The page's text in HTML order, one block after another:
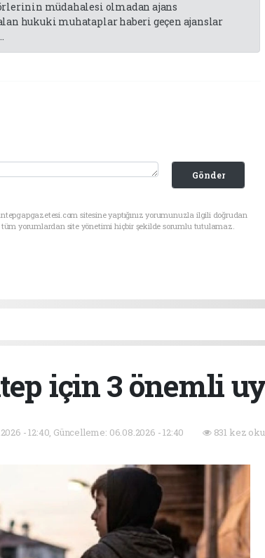
müdahalesi olmadan ajans
hukuki muhataplar haberi geçen ajanslar
Gönder
sitesine yaptığınız yorumunuzla ilgili doğrudan
tüm yorumlardan site yönetimi hiçbir şekilde sorumlu tutulamaz.
için 3 önemli
- 12:40, Güncelleme: 06.08.2026 - 12:40 831 kez